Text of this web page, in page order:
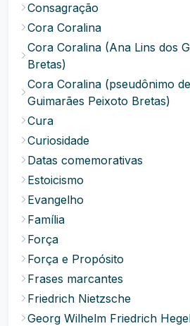
Consagração
Cora Coralina
Cora Coralina (Ana Lins dos
Bretas)
Cora Coralina (pseudônimo
Guimarães Peixoto Bretas)
Cura
Curiosidade
Datas comemorativas
Estoicismo
Evangelho
Família
Força
Força e Propósito
Frases marcantes
Friedrich Nietzsche
Georg Wilhelm Friedrich